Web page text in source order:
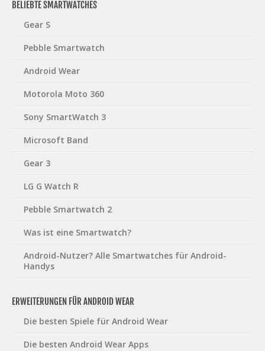
BELIEBTE SMARTWATCHES
Gear S
Pebble Smartwatch
Android Wear
Motorola Moto 360
Sony SmartWatch 3
Microsoft Band
Gear 3
LG G Watch R
Pebble Smartwatch 2
Was ist eine Smartwatch?
Android-Nutzer? Alle Smartwatches für Android-
Handys
ERWEITERUNGEN FÜR ANDROID WEAR
Die besten Spiele für Android Wear
Die besten Android Wear Apps